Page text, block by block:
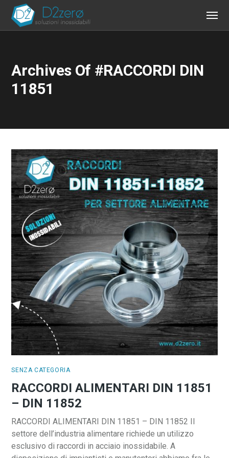
Archives Of #RACCORDI DIN
11851
SENZA CATEGORIA
RACCORDI ALIMENTARI DIN 11851
– DIN 11852
RACCORDI ALIMENTARI DIN 11851 – DIN 11852 Il
settore dell’industria alimentare richiede un utilizzo
esclusivo di raccordi in acciaio inossidabile. A